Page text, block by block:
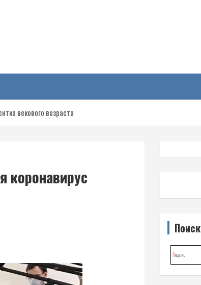
векового возраста
коронавирус
Поиск